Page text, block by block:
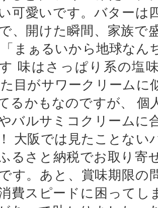
可愛いです。バターは
、開けた瞬間、家族で
まぁるいから地球なん
味はさっぱり系の塩
目がサワークリームに
るかもなのですが、 個
バルサミコクリームに
大阪では見たことない
るさと納税でお取り寄
す。あと、賞味期限の
費スピードに困ってし